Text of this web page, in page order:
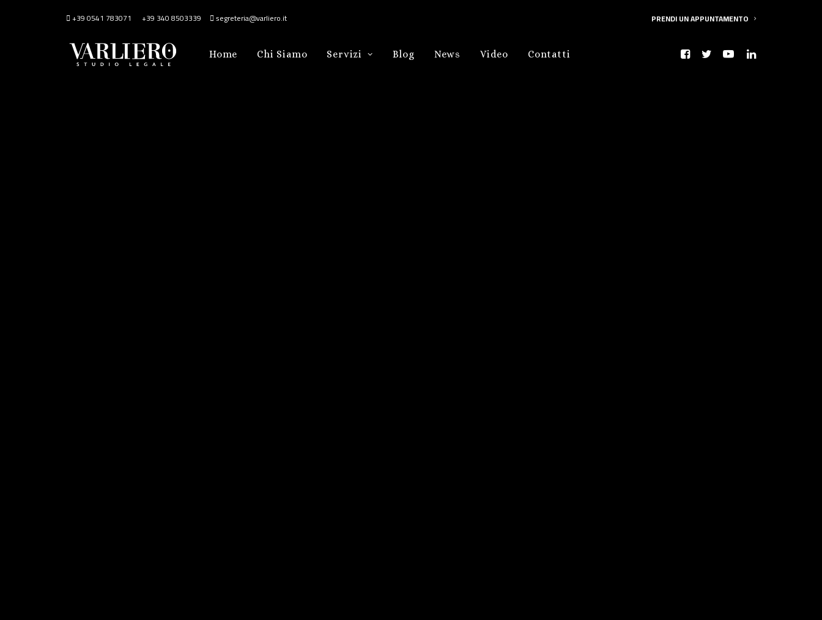
+39 0541 783071 +39 340 8503339 segreteria@varliero.it PRENDI UN APPUNTAMENTO
Home Chi Siamo Servizi Blog News Video Contatti